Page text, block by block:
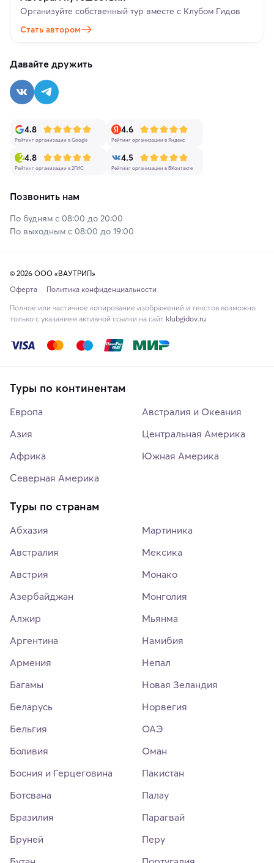
Организуйте собственный тур вместе с Клубом Гидов
Стать автором
Давайте дружить
4.8
Рейтинг организации в Google
4.6
Рейтинг организации в Яндекс
4.8
Рейтинг организации в 2ГИС
4.5
Рейтинг организации в ВКонтакте
Позвонить нам
По будням с 08:00 до 20:00
По выходным с 08:00 до 19:00
© 2026 ООО «ВАУТРИП»
Оферта
Политика конфиденциальности
Полное или частичное копирование изображений и текстов возможно
только с указанием активной ссылки на сайт klubgidov.ru
Туры по континентам
Европа
Азия
Африка
Северная Америка
Австралия и Океания
Центральная Америка
Южная Америка
Туры по странам
Абхазия
Австралия
Австрия
Азербайджан
Алжир
Аргентина
Армения
Багамы
Беларусь
Бельгия
Боливия
Босния и Герцеговина
Ботсвана
Бразилия
Бруней
Мартиника
Мексика
Монако
Монголия
Мьянма
Намибия
Непал
Новая Зеландия
Норвегия
ОАЭ
Оман
Пакистан
Палау
Парагвай
Перу